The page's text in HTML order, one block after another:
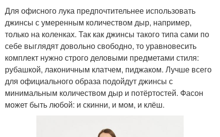
Для офисного лука предпочтительнее использовать
джинсы с умеренным количеством дыр, например,
только на коленках. Так как джинсы такого типа сами по
себе выглядят довольно свободно, то уравновесить
комплект нужно строго деловыми предметами стиля:
рубашкой, лаконичным клатчем, пиджаком. Лучше всего
для официального образа подойдут джинсы с
минимальным количеством дыр и потёртостей. Фасон
может быть любой: и скинни, и мом, и клёш.